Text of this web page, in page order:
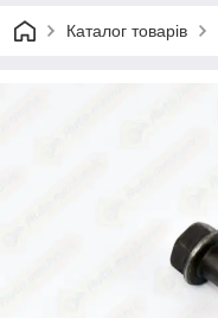
Каталог товарів